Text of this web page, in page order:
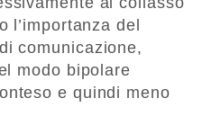
l’importanza del
comunicazione,
modo bipolare
e quindi meno